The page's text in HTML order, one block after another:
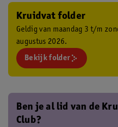
Kruidvat folder
Geldig van maandag 3 t/m
augustus 2026.
Bekijk folder
Ben je al lid van de
Club?